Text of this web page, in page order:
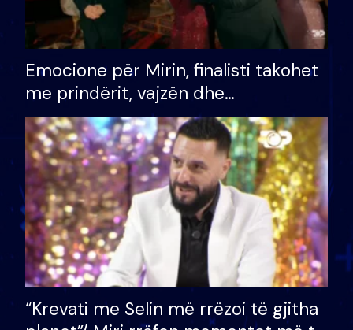
Emocione për Mirin, finalisti takohet
me prindërit, vajzën dhe
bashkëshorten: S’kemi ndonjë letër
divorci apo jo?
“Krevati me Selin më rrëzoi të gjitha